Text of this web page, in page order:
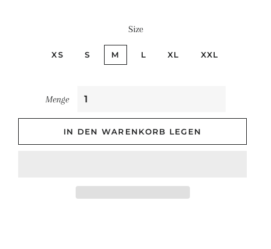
Size
XS S M L XL XXL
Menge
IN DEN WARENKORB LEGEN